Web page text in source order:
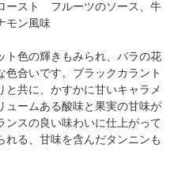
ースト フルーツのソース、牛
モン風味
ト色の輝きもみられ、バラの花
色合いです。ブラックカラント
と共に、かすかに甘いキャラメ
ュームある酸味と果実の甘味が
ンスの良い味わいに仕上がって
れる、甘味を含んだタンニンも